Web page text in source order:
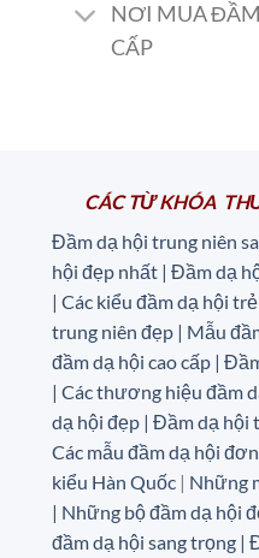
NƠI MUA
CẤP
CÁC TỪ KHÓA
Đầm dạ hội trung niên
hội đẹp nhất | Đầm dạ
| Các kiểu đầm dạ hội
trung niên đẹp | Mẫu
đầm dạ hội cao cấp |
| Các thương hiệu đầm
dạ hội đẹp | Đầm dạ hội
Các mẫu đầm dạ hội
kiểu Hàn Quốc | Những
| Những bộ đầm dạ hội
đầm dạ hội sang trọng |